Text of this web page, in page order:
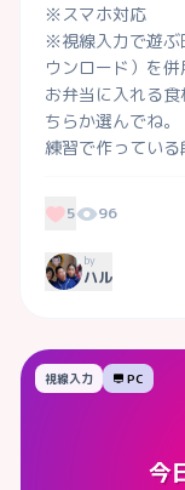
※スマホ対応
※視線入力で遊ぶ
ウンロード）を併
お弁当に入れる
ちらか選んでね。
練習で作ってい
5 96
by
ハル
視線入力 PC